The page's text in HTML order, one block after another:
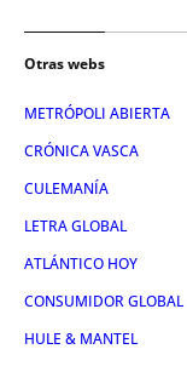
Otras webs
METRÓPOLI ABIERTA
CRÓNICA VASCA
CULEMANÍA
LETRA GLOBAL
ATLÁNTICO HOY
CONSUMIDOR GLOBAL
HULE & MANTEL